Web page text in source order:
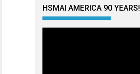
HSMAI AMERICA 90 YEARS!